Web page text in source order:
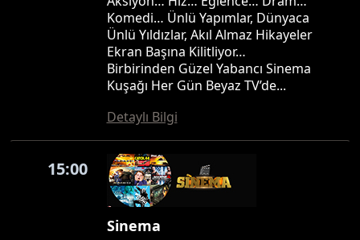
Komedi… Ünlü Yapımlar, Dünyaca
Ünlü Yıldızlar, Akıl Almaz Hikayeler
Ekran Başına Kilitliyor…
Birbirinden Güzel Yabancı Sinema
Kuşağı Her Gün Beyaz TV’de...
Detaylı Bilgi
15:00
Sinema